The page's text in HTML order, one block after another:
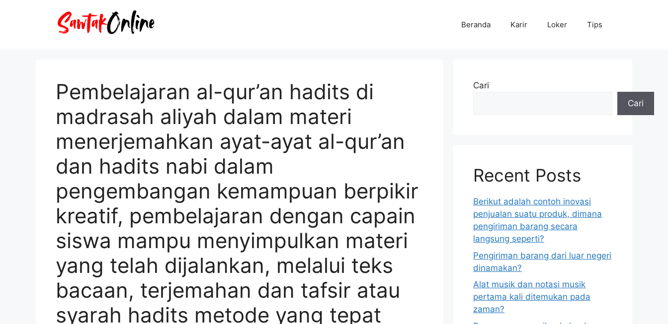
Beranda Karir Loker Tips
Pembelajaran al-qur’an hadits di
madrasah aliyah dalam materi
menerjemahkan ayat-ayat al-qur’an
dan hadits nabi dalam
pengembangan kemampuan berpikir
kreatif, pembelajaran dengan capain
siswa mampu menyimpulkan materi
yang telah dijalankan, melalui teks
bacaan, terjemahan dan tafsir atau
syarah hadits metode yang tepat
Cari
Cari
Recent Posts
Berikut adalah contoh inovasi
penjualan suatu produk, dimana
pengiriman barang secara
langsung seperti?
Pengiriman barang dari luar negeri
dinamakan?
Alat musik dan notasi musik
pertama kali ditemukan pada
zaman?